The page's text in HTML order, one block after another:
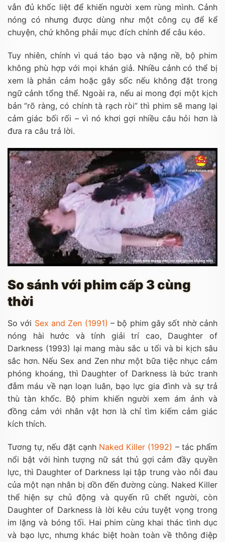
vẫn đủ khốc liệt để khiến người xem rùng mình. Cảnh
nóng có nhưng được dùng như một công cụ để kể
chuyện, chứ không phải mục đích chính để câu kéo.
Tuy nhiên, chính vì quá táo bạo và nặng nề, bộ phim
không phù hợp với mọi khán giả. Nhiều cảnh có thể bị
xem là phản cảm hoặc gây sốc nếu không đặt trong
ngữ cảnh tổng thể. Ngoài ra, nếu ai mong đợi một kịch
bản “rõ ràng, có chính tà rạch ròi” thì phim sẽ mang lại
cảm giác bối rối – vì nó khơi gợi nhiều câu hỏi hơn là
đưa ra câu trả lời.
So sánh với phim cấp 3 cùng
thời
So với Sex and Zen (1991) – bộ phim gây sốt nhờ cảnh
nóng hài hước và tính giải trí cao, Daughter of
Darkness (1993) lại mang màu sắc u tối và bi kịch sâu
sắc hơn. Nếu Sex and Zen như một bữa tiệc nhục cảm
phóng khoáng, thì Daughter of Darkness là bức tranh
đẫm máu về nạn loạn luân, bạo lực gia đình và sự trả
thù tàn khốc. Bộ phim khiến người xem ám ảnh và
đồng cảm với nhân vật hơn là chỉ tìm kiếm cảm giác
kích thích.
Tương tự, nếu đặt cạnh Naked Killer (1992) – tác phẩm
nổi bật với hình tượng nữ sát thủ gợi cảm đầy quyền
lực, thì Daughter of Darkness lại tập trung vào nỗi đau
của một nạn nhân bị dồn đến đường cùng. Naked Killer
thể hiện sự chủ động và quyến rũ chết người, còn
Daughter of Darkness là lời kêu cứu tuyệt vọng trong
im lặng và bóng tối. Hai phim cùng khai thác tình dục
và bạo lực, nhưng khác biệt hoàn toàn về thông điệp